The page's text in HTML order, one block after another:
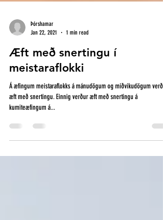
Þórshamar
Jan 22, 2021
1 min read
Æft með snertingu í
meistaraflokki
Á æfingum meistaraflokks á mánudögum og miðvikudögum